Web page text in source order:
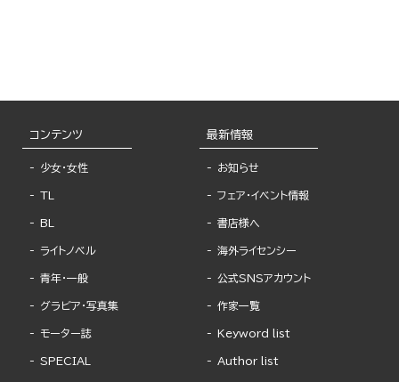
コンテンツ
少女・女性
TL
BL
ライトノベル
青年・一般
グラビア・写真集
モーター誌
SPECIAL
最新情報
お知らせ
フェア・イベント情報
書店様へ
海外ライセンシー
公式SNSアカウント
作家一覧
Keyword list
Author list